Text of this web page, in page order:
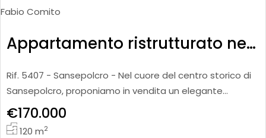
Fabio Comito
Appartamento ristrutturato nel centro storico
Rif. 5407 - Sansepolcro - Nel cuore del centro storico di
Sansepolcro, proponiamo in vendita un elegante
appartamento di circa 120 mq, posto al secondo piano e
disposto su d
€170.000
120m2